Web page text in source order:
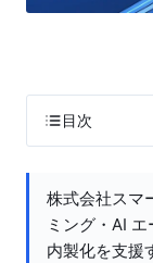
目次
株式会社スマ
ミング・AI
内製化を支援